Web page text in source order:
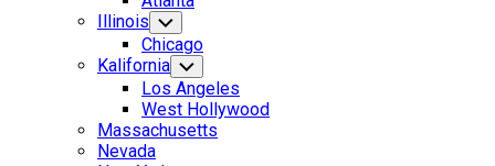
Menu
Illinois Toggle
Child
Menu
Chicago
Kalifornia Toggle
Child
Menu
Los Angeles
West Hollywood
Massachusetts
Nevada